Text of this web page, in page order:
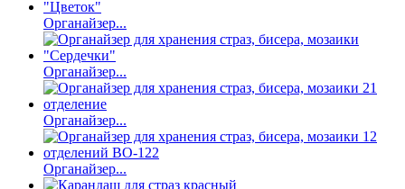
Органайзер...
Органайзер...
Органайзер...
Органайзер...